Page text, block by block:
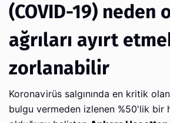
(COVID-19) neden
ağrıları ayırt
zorlanabilir
Koronavirüs salgınında en kritik
bulgu vermeden izlenen %50'lik bir